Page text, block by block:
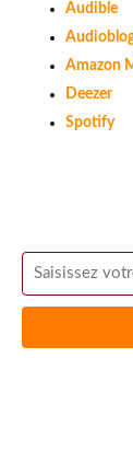
Audible
Amazon
Deezer
Spotify